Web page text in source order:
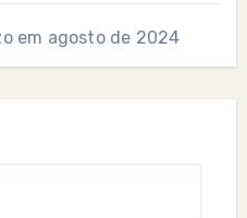
em agosto de 2024